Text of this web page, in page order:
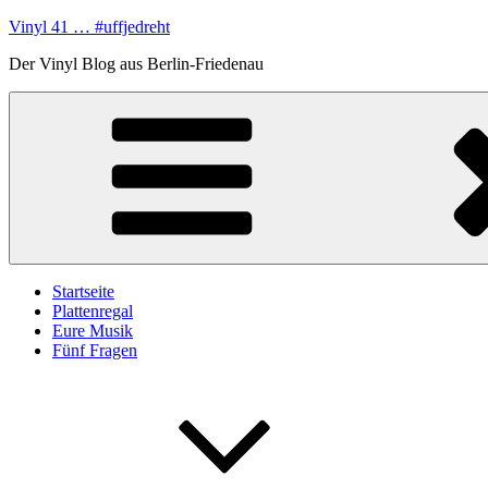
Zum
springen
Vinyl 41 … #uffjedreht
Der Vinyl Blog aus Berlin-Friedenau
Startseite
Plattenregal
Eure Musik
Fünf Fragen